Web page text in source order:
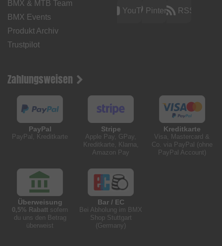
BMX & MTB Team
BMX Events
Produkt Archiv
Trustpilot
YouTubePinterest RSS
Zahlungsweisen
PayPal
PayPal, Kreditkarte
Stripe
Apple Pay, GPay,
Kreditkarte, Klarna,
Amazon Pay
Kreditkarte
Visa, Mastercard &
Co. via PayPal (ohne
PayPal Account)
Überweisung
0,5% Rabatt sofern
du uns den Betrag
überweist
Bar / EC
Bei Abholung im BMX
Shop Stuttgart
(Germany)